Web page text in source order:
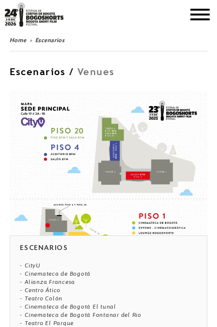
DEL 1 AL 8 DE DICIEMBRE DE 2026
Home Escenarios
Escenarios / Venues
ESCENARIOS
CityU
Cinemateca de Bogotá
Alianza Francesa
Centro Ático
Teatro Colón
Cinemateca de Bogotá El tunal
Cinemateca de Bogotá Fontanar del Rio
Teatro El Parque